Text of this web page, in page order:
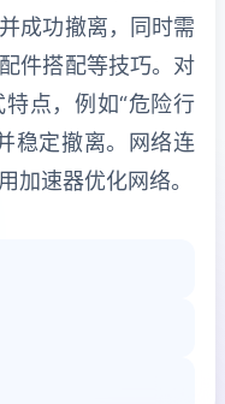
成功撤离，同时需
件搭配等技巧。对
点，例如“危险行
稳定撤离。网络连
加速器优化网络。